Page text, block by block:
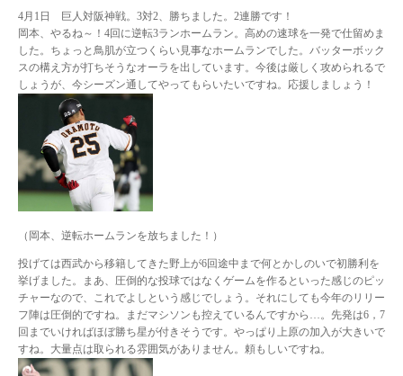
4月1日 巨人対阪神戦。3対2、勝ちました。2連勝です！
岡本、やるね～！4回に逆転3ランホームラン。高めの速球を一発で仕留めま
した。ちょっと鳥肌が立つくらい見事なホームランでした。バッターボック
スの構え方が打ちそうなオーラを出しています。今後は厳しく攻められるで
しょうが、今シーズン通してやってもらいたいですね。応援しましょう！
（岡本、逆転ホームランを放ちました！）
投げては西武から移籍してきた野上が6回途中まで何とかしのいで初勝利を
挙げました。まあ、圧倒的な投球ではなくゲームを作るといった感じのピッ
チャーなので、これでよしという感じでしょう。それにしても今年のリリー
フ陣は圧倒的ですね。まだマシソンも控えているんですから…。先発は6，7
回までいければほぼ勝ち星が付きそうです。やっぱり上原の加入が大きいで
すね。大量点は取られる雰囲気がありません。頼もしいですね。